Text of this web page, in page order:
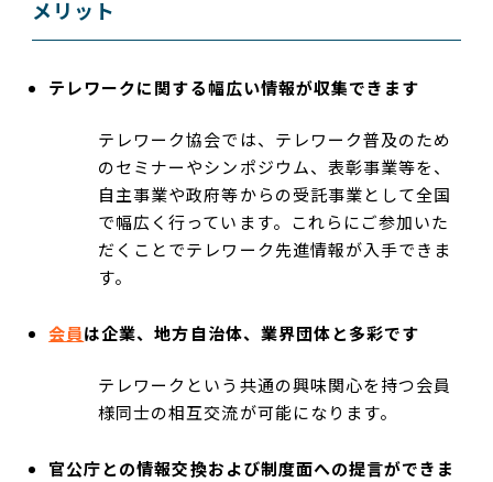
メリット
テレワークに関する幅広い情報が収集できます
テレワーク協会では、テレワーク普及のため
のセミナーやシンポジウム、表彰事業等を、
自主事業や政府等からの受託事業として全国
で幅広く行っています。これらにご参加いた
だくことでテレワーク先進情報が入手できま
す。
会員は企業、地方自治体、業界団体と多彩です
テレワークという共通の興味関心を持つ会員
様同士の相互交流が可能になります。
官公庁との情報交換および制度面への提言ができま